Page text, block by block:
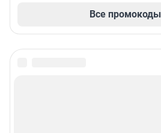
Все промокоды